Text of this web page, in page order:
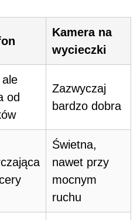
Kamera na
wycieczki
od
Zazwyczaj
bardzo dobra
Świetna,
nawet przy
mocnym
ruchu